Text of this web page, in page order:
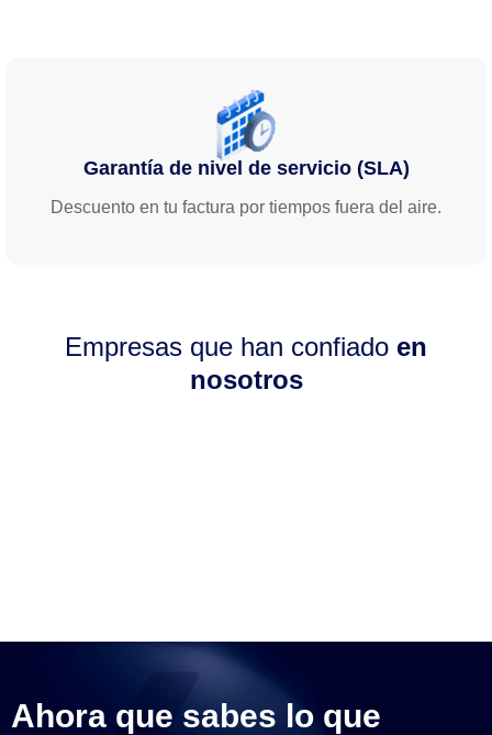
Garantía de nivel de servicio (SLA)
Descuento en tu factura por tiempos fuera del aire.
Empresas que han confiado en
nosotros
Ahora que sabes lo que